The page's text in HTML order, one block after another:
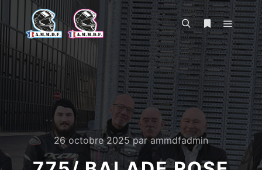
RechercherPlus d’infos
Menu
26 octobre 2025par ammdfadmin